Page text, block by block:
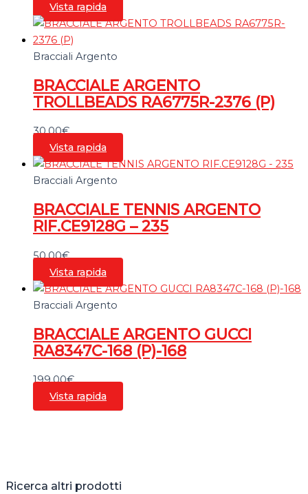
Ricerca altri prodotti
Vista rapida
Bracciali Argento
BRACCIALE ARGENTO
TROLLBEADS RA6775R-2376 (P)
30,00€
Vista rapida
Bracciali Argento
BRACCIALE TENNIS ARGENTO
RIF.CE9128G – 235
50,00€
Vista rapida
Bracciali Argento
BRACCIALE ARGENTO GUCCI
RA8347C-168 (P)-168
199,00€
Vista rapida